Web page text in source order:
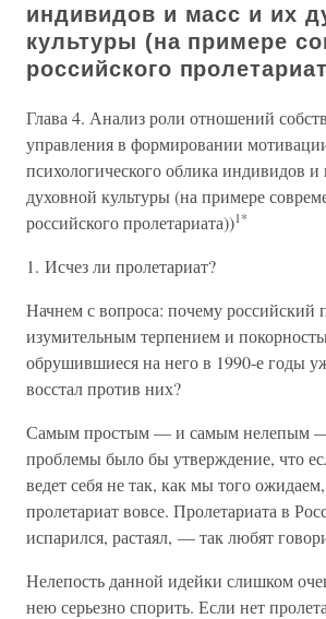
индивидов и масс и их
культуры (на примере
российского
Глава 4. Анализ роли отношений
управления в формировании
психологического облика индивидов и
духовной культуры (на примере
российского пролетариата))1*
1. Исчез ли пролетариат?
Начнем с вопроса: почему российский
изумительным терпением и
обрушившиеся на него в 1990-е годы
восстал против них?
Самым простым — и самым нелепым
проблемы было бы утверждение, что
ведет себя не так, как мы того
пролетариат вовсе. Пролетариата в
испарился, растаял, — так любят
Нелепость данной идейки слишком
нею серьезно спорить. Если нет